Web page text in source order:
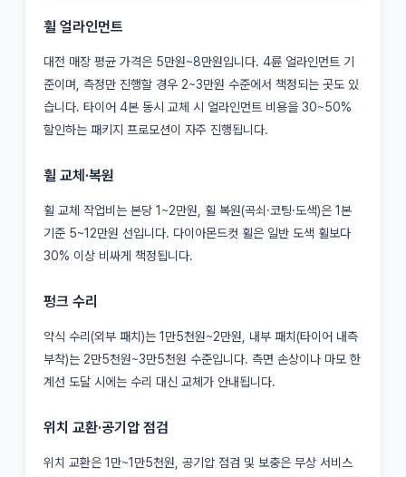
휠 얼라인먼트
대전 매장 평균 가격은 5만원~8만원입니다. 4륜 얼라인먼트 기
준이며, 측정만 진행할 경우 2~3만원 수준에서 책정되는 곳도 있
습니다. 타이어 4본 동시 교체 시 얼라인먼트 비용을 30~50%
할인하는 패키지 프로모션이 자주 진행됩니다.
휠 교체·복원
휠 교체 작업비는 본당 1~2만원, 휠 복원(곡쇠·코팅·도색)은 1본
기준 5~12만원 선입니다. 다이아몬드컷 휠은 일반 도색 휠보다
30% 이상 비싸게 책정됩니다.
펑크 수리
약식 수리(외부 패치)는 1만5천원~2만원, 내부 패치(타이어 내측
부착)는 2만5천원~3만5천원 수준입니다. 측면 손상이나 마모 한
계선 도달 시에는 수리 대신 교체가 안내됩니다.
위치 교환·공기압 점검
위치 교환은 1만~1만5천원, 공기압 점검 및 보충은 무상 서비스